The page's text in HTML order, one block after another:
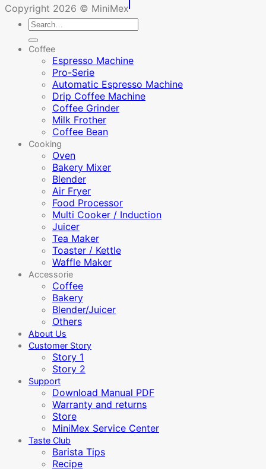
Copyright 2026 © MiniMex
Search
Coffee
Espresso Machine
Pro-Serie
Automatic Espresso Machine
Drip Coffee Machine
Coffee Grinder
Milk Frother
Coffee Bean
Cooking
Oven
Bakery Mixer
Blender
Air Fryer
Food Processor
Multi Cooker / Induction
Juicer
Tea Maker
Toaster / Kettle
Waffle Maker
Accessorie
Coffee
Bakery
Blender/Juicer
Others
About Us
Customer Story
Story 1
Story 2
Support
Download Manual PDF
Warranty and returns
Store
MiniMex Service Center
Taste Club
Barista Tips
Recipe